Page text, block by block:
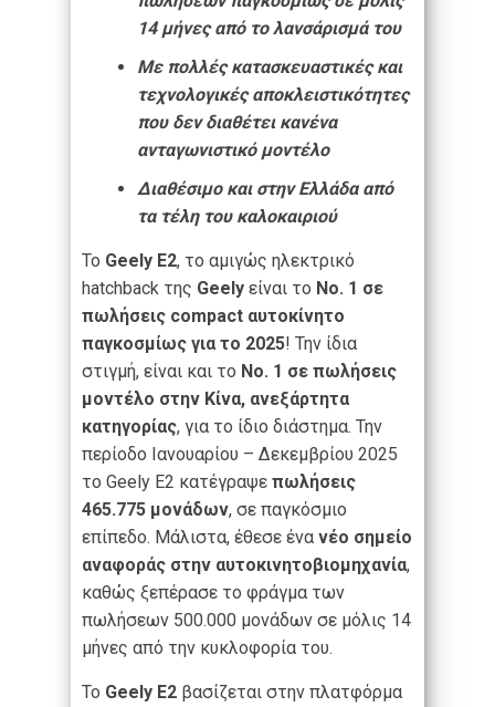
14 μήνες από το λανσάρισμά του
Με πολλές κατασκευαστικές και
τεχνολογικές αποκλειστικότητες
που δεν διαθέτει κανένα
ανταγωνιστικό μοντέλο
Διαθέσιμο και στην Ελλάδα από
τα τέλη του καλοκαιριού
Το Geely E2, το αμιγώς ηλεκτρικό
hatchback της Geely είναι το Νο. 1 σε
πωλήσεις compact αυτοκίνητο
παγκοσμίως για το 2025! Την ίδια
στιγμή, είναι και το Νο. 1 σε πωλήσεις
μοντέλο στην Κίνα, ανεξάρτητα
κατηγορίας, για το ίδιο διάστημα. Την
περίοδο Ιανουαρίου – Δεκεμβρίου 2025
το Geely E2 κατέγραψε πωλήσεις
465.775 μονάδων, σε παγκόσμιο
επίπεδο. Μάλιστα, έθεσε ένα νέο σημείο
αναφοράς στην αυτοκινητοβιομηχανία,
καθώς ξεπέρασε το φράγμα των
πωλήσεων 500.000 μονάδων σε μόλις 14
μήνες από την κυκλοφορία του.
Το Geely E2 βασίζεται στην πλατφόρμα